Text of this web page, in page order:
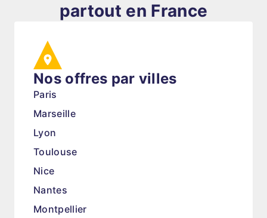
partout en France
Nos offres par villes
Paris
Marseille
Lyon
Toulouse
Nice
Nantes
Montpellier